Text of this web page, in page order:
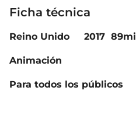
Ficha técnica
Reino Unido 2017
Animación
Para todos los públicos